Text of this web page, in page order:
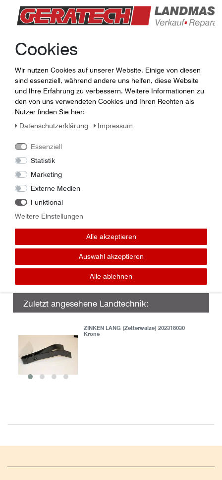
Jörg Günther
Lager / Ersatzteile
guenther (at) geratech . de
Linus Panzer
Tel.: 0365-7307016
panzer (at) geratech . de
Zuletzt angesehene Landtechnik:
ZINKEN LANG (Zetterwalze) 202318030
Krone
Cookies
Wir nutzen Cookies auf unserer Website. Einige von diesen
sind essenziell, während andere uns helfen, diese Website
und Ihre Erfahrung zu verbessern. Weitere Informationen zu
den von uns verwendeten Cookies und Ihren Rechten als
Nutzer finden Sie hier:
Daten­schutz­erklärung
Impressum
Essenziell
Statistik
Marketing
Externe Medien
Funktional
Weitere Einstellungen
Alle akzeptieren
Auswahl akzeptieren
Alle ablehnen